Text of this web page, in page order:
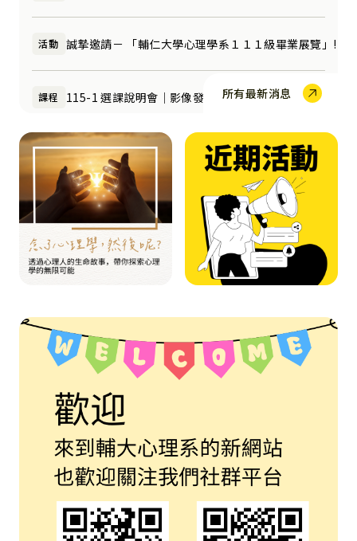
活動
活動 誠摯邀請－ 「輔仁大學心理學系１１１級畢業展覽」!
課程
課程 115-1 選課說明會｜影像發聲研究法 115/6/5（五）
課程
課程 公告115學年度心理系全學年課表(第一版)
課程
課程 115-1 選課說明會｜諮商與輔導實習115/5/28（四）
其他
其他 115學年度第1學期各類學生就學優待減免申辦相關規定
其他
其他 輔仁大學「范繁、卞學鈐獎學金」114學年度申辦
其他
其他 「輔仁大學東森購物清寒獎學金」114學年度申辦
其他
其他 115學年度第1學期「清寒學生助學金」申辦
115學年度心理學系博士班招生口試報到時間及地點
所有最新消息